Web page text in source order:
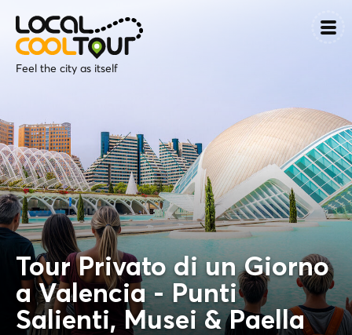
Feel the city as itself
Tour Privato di un Giorno
a Valencia - Punti
Salienti, Musei & Paella